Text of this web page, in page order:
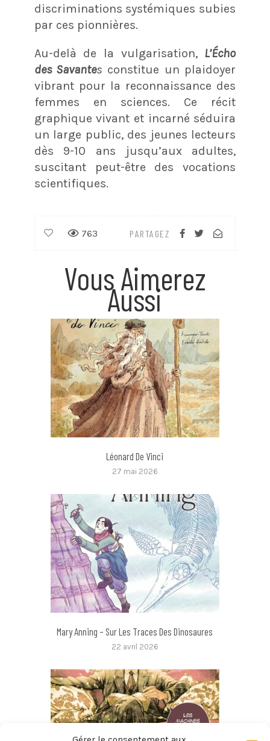
discriminations systémiques subies
par ces pionnières.
Au-delà de la vulgarisation, L’Écho
des Savantes constitue un plaidoyer
vibrant pour la reconnaissance des
femmes en sciences. Ce récit
graphique vivant et incarné séduira
un large public, des jeunes lecteurs
dès 9-10 ans jusqu’aux adultes,
suscitant peut-être des vocations
scientifiques.
PARTAGEZ
763
Vous Aimerez
Aussi
Léonard De Vinci
27 mai 2026
Mary Anning – Sur Les Traces Des Dinosaures
22 avril 2026